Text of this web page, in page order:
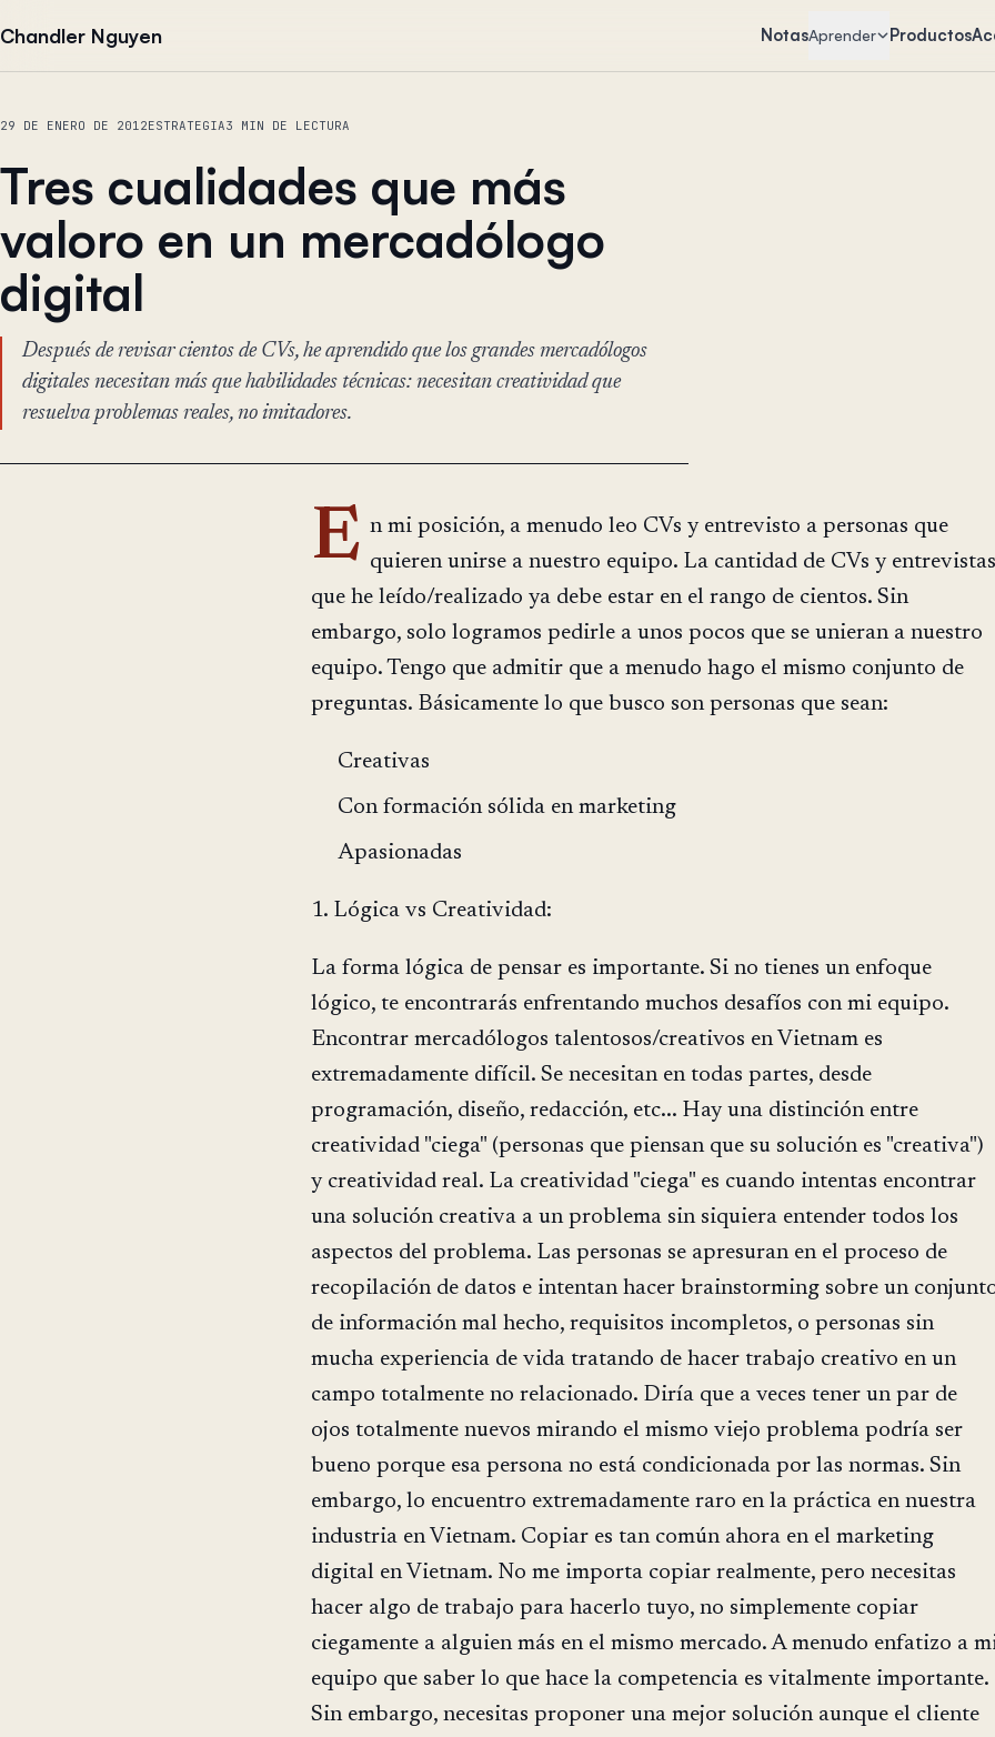
Chandler Nguyen NotasAprender Productos
29 DE ENERO DE 2012ESTRATEGIA3 MIN DE LECTURA
Tres cualidades que más
valoro en un mercadólogo
digital
Después de revisar cientos de CVs, he aprendido que los grandes mercadólogos
digitales necesitan más que habilidades técnicas: necesitan creatividad que
resuelva problemas reales, no imitadores.
E n mi posición, a menudo leo CVs y entrevisto a personas que
quieren unirse a nuestro equipo. La cantidad de CVs y entrevistas
que he leído/realizado ya debe estar en el rango de cientos. Sin
embargo, solo logramos pedirle a unos pocos que se unieran a nuestro
equipo. Tengo que admitir que a menudo hago el mismo conjunto de
preguntas. Básicamente lo que busco son personas que sean:
Creativas
Con formación sólida en marketing
Apasionadas
1. Lógica vs Creatividad:
La forma lógica de pensar es importante. Si no tienes un enfoque
lógico, te encontrarás enfrentando muchos desafíos con mi equipo.
Encontrar mercadólogos talentosos/creativos en Vietnam es
extremadamente difícil. Se necesitan en todas partes, desde
programación, diseño, redacción, etc... Hay una distinción entre
creatividad "ciega" (personas que piensan que su solución es "creativa")
y creatividad real. La creatividad "ciega" es cuando intentas encontrar
una solución creativa a un problema sin siquiera entender todos los
aspectos del problema. Las personas se apresuran en el proceso de
recopilación de datos e intentan hacer brainstorming sobre un
de información mal hecho, requisitos incompletos, o personas sin
mucha experiencia de vida tratando de hacer trabajo creativo en un
campo totalmente no relacionado. Diría que a veces tener un par de
ojos totalmente nuevos mirando el mismo viejo problema podría ser
bueno porque esa persona no está condicionada por las normas. Sin
embargo, lo encuentro extremadamente raro en la práctica en nuestra
industria en Vietnam. Copiar es tan común ahora en el marketing
digital en Vietnam. No me importa copiar realmente, pero necesitas
hacer algo de trabajo para hacerlo tuyo, no simplemente copiar
ciegamente a alguien más en el mismo mercado. A menudo enfatizo a
equipo que saber lo que hace la competencia es vitalmente importante.
Sin embargo, necesitas proponer una mejor solución aunque el cliente